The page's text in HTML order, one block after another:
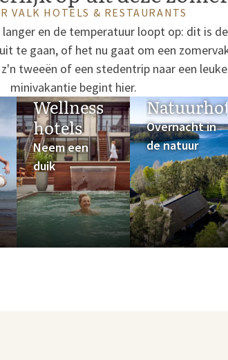
VALK HOTELS & RESTAURANTS
en de temperatuur loopt op: dit is
te gaan, of het nu gaat om een
tweeën of een stedentrip naar een
minivakantie begint hier.
Wellness
hotels
Neem een
duik
Overnacht in
de natuur